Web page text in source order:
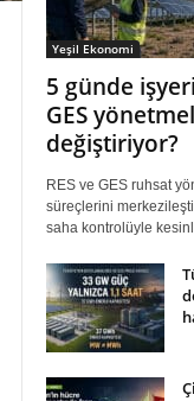
Yeşil Ekonomi
5 günde
GES
değiştiriyor?
RES ve GES ruhsat
süreçlerini
saha kontrolüyle